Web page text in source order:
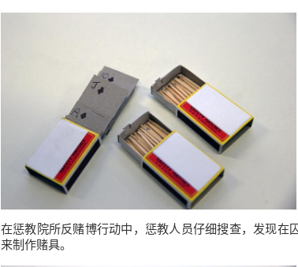
在惩教院所反赌博行动中，惩教人员仔细搜查，发现在
来制作赌具。